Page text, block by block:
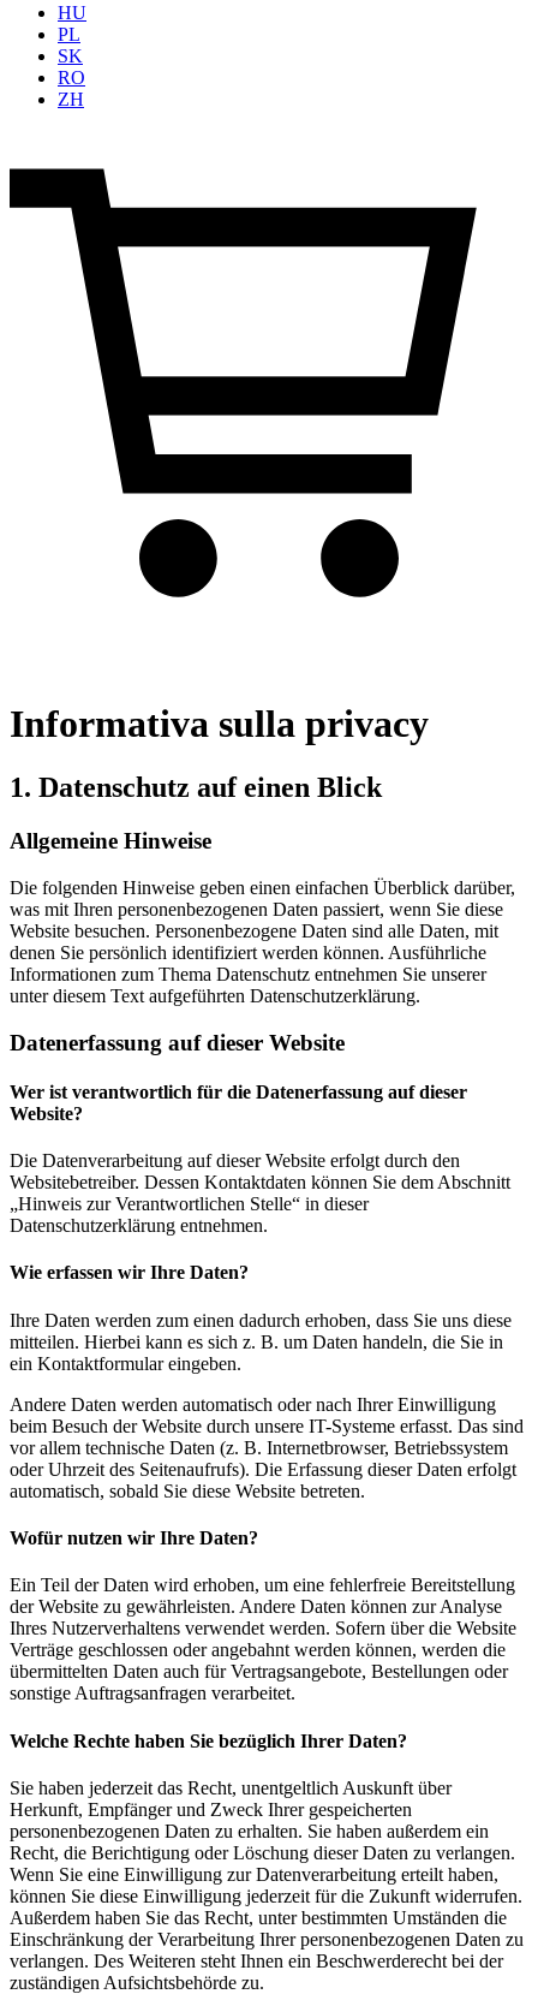
HU
PL
SK
RO
ZH
Informativa sulla privacy
1. Datenschutz auf einen Blick
Allgemeine Hinweise
Die folgenden Hinweise geben einen einfachen Überblick darüber,
was mit Ihren personenbezogenen Daten passiert, wenn Sie diese
Website besuchen. Personenbezogene Daten sind alle Daten, mit
denen Sie persönlich identifiziert werden können. Ausführliche
Informationen zum Thema Datenschutz entnehmen Sie unserer
unter diesem Text aufgeführten Datenschutzerklärung.
Datenerfassung auf dieser Website
Wer ist verantwortlich für die Datenerfassung auf dieser
Website?
Die Datenverarbeitung auf dieser Website erfolgt durch den
Websitebetreiber. Dessen Kontaktdaten können Sie dem Abschnitt
„Hinweis zur Verantwortlichen Stelle“ in dieser
Datenschutzerklärung entnehmen.
Wie erfassen wir Ihre Daten?
Ihre Daten werden zum einen dadurch erhoben, dass Sie uns diese
mitteilen. Hierbei kann es sich z. B. um Daten handeln, die Sie in
ein Kontaktformular eingeben.
Andere Daten werden automatisch oder nach Ihrer Einwilligung
beim Besuch der Website durch unsere IT-Systeme erfasst. Das sind
vor allem technische Daten (z. B. Internetbrowser, Betriebssystem
oder Uhrzeit des Seitenaufrufs). Die Erfassung dieser Daten erfolgt
automatisch, sobald Sie diese Website betreten.
Wofür nutzen wir Ihre Daten?
Ein Teil der Daten wird erhoben, um eine fehlerfreie Bereitstellung
der Website zu gewährleisten. Andere Daten können zur Analyse
Ihres Nutzerverhaltens verwendet werden. Sofern über die Website
Verträge geschlossen oder angebahnt werden können, werden die
übermittelten Daten auch für Vertragsangebote, Bestellungen oder
sonstige Auftragsanfragen verarbeitet.
Welche Rechte haben Sie bezüglich Ihrer Daten?
Sie haben jederzeit das Recht, unentgeltlich Auskunft über
Herkunft, Empfänger und Zweck Ihrer gespeicherten
personenbezogenen Daten zu erhalten. Sie haben außerdem ein
Recht, die Berichtigung oder Löschung dieser Daten zu verlangen.
Wenn Sie eine Einwilligung zur Datenverarbeitung erteilt haben,
können Sie diese Einwilligung jederzeit für die Zukunft widerrufen.
Außerdem haben Sie das Recht, unter bestimmten Umständen die
Einschränkung der Verarbeitung Ihrer personenbezogenen Daten zu
verlangen. Des Weiteren steht Ihnen ein Beschwerderecht bei der
zuständigen Aufsichtsbehörde zu.